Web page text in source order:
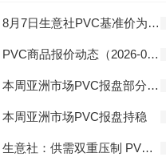
8月7日生意社PVC基准价为4425.00元/吨
PVC商品报价动态（2026-08-06）
本周亚洲市场PVC报盘部分地区上调
本周亚洲市场PVC报盘持稳
生意社：供需双重压制 PVC行情震荡走跌